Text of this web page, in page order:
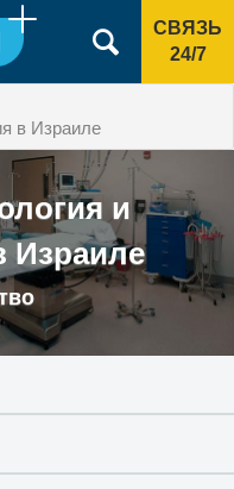
СВЯЗЬ
24/7
в Израиле
и
Израиле